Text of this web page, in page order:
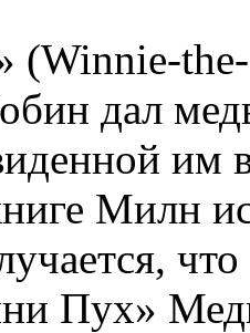
the-
дал
им
Милн
Пух»